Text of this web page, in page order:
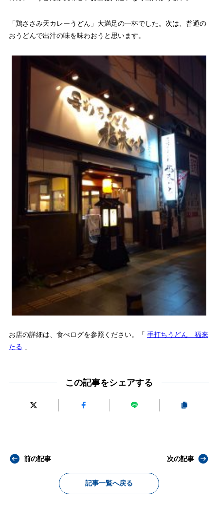
「鶏ささみ天カレーうどん」大満足の一杯でした。次は、普通の
おうどんで出汁の味を味わおうと思います。
お店の詳細は、食べログを参照ください。「 手打ちうどん 福来
たる 」
この記事をシェアする
前の記事
記事一覧へ戻る
次の記事